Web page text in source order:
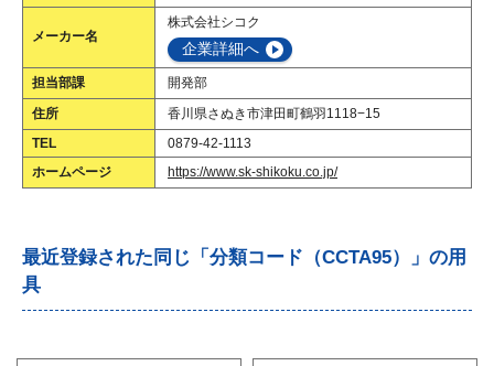
メーカー名
株式会社シコク
企業詳細へ
担当部課
開発部
住所
香川県さぬき市津田町鶴羽1118−15
TEL
0879-42-1113
ホームページ
https://www.sk-shikoku.co.jp/
最近登録された同じ「分類コード（CCTA95）」の用
具